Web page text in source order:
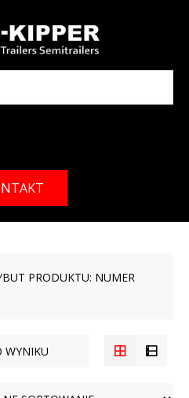
PRODUKTU: NUMER
WYNIKU